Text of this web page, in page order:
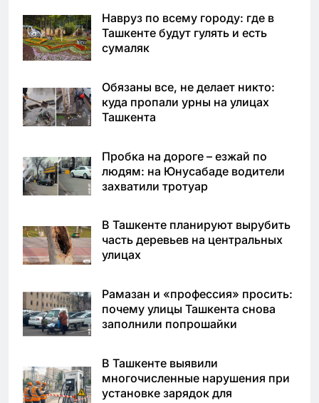
Навруз по всему городу: где в
Ташкенте будут гулять и есть
сумаляк
Обязаны все, не делает никто:
куда пропали урны на улицах
Ташкента
Пробка на дороге – езжай по
людям: на Юнусабаде водители
захватили тротуар
В Ташкенте планируют вырубить
часть деревьев на центральных
улицах
Рамазан и «профессия» просить:
почему улицы Ташкента снова
заполнили попрошайки
В Ташкенте выявили
многочисленные нарушения при
установке зарядок для